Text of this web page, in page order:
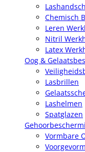
Chemisch
Leren
Nitril
Latex
Oog &
Lasbrillen
Lashelmen
Spatglazen
Vormbare